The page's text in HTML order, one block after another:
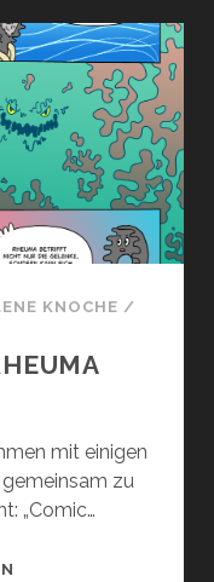
ÜBER
TOPOLOGIE
KNOCHE /
mit einigen
zu
„Comic…